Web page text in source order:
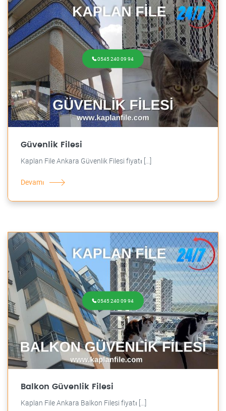
0545 240 09 94
Güvenlik Filesi
Kaplan File Ankara Güvenlik Filesi fiyatı [...]
Devamı
0545 240 09 94
Balkon Güvenlik Filesi
Kaplan File Ankara Balkon Filesi fiyatı [...]